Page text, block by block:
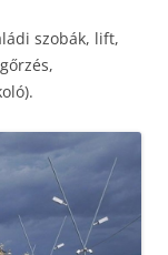
szobák, lift,